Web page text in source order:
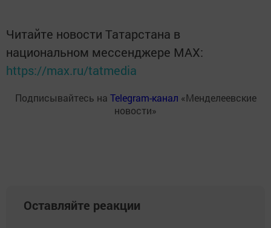
Читайте новости Татарстана в
национальном мессенджере MАХ:
https://max.ru/tatmedia
Подписывайтесь на Telegram-канал «Менделеевские
новости»
Оставляйте реакции